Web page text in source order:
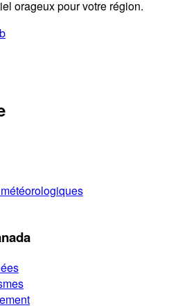
orageux pour votre région.